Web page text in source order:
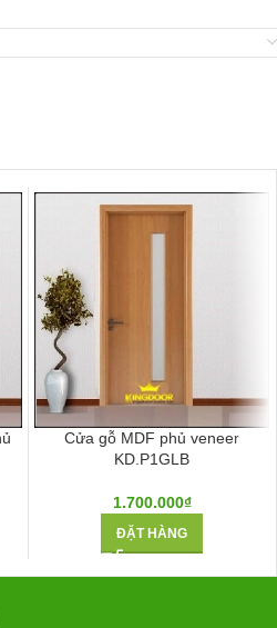
Cửa gỗ MDF phủ veneer
KD.P1GLB
1.700.000₫
ĐẶT HÀNG